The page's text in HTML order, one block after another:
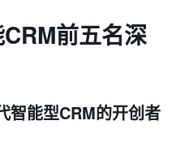
前五名深
智能型CRM的开创者